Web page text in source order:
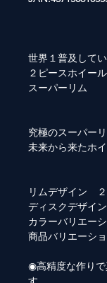
世界１普及して
２ピースホイール
スーパーリム
究極のスーパー
未来から来たホイ
リムデザイン
ディスクデザイ
カラーバリエー
商品バリエーシ
◉高精度な作り